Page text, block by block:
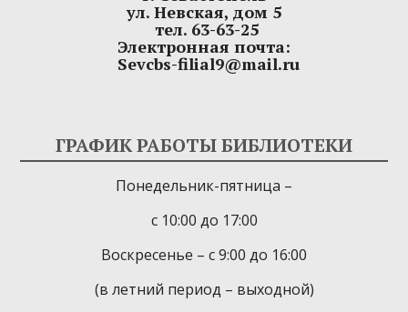
ул. Невская, дом 5
тел. 63-63-25
Электронная почта:
Sevcbs-filial9@mail.ru
ГРАФИК РАБОТЫ БИБЛИОТЕКИ
Понедельник-пятница –
с 10:00 до 17:00
Воскресенье – с 9:00 до 16:00
(в летний период – выходной)